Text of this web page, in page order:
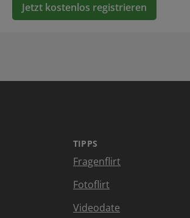
Jetzt kostenlos registrieren
TIPPS
Fragenflirt
Fotoflirt
Videodate